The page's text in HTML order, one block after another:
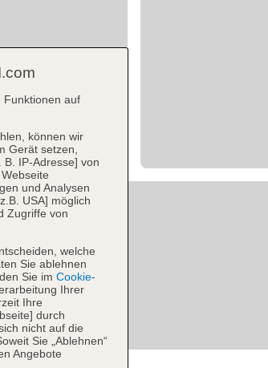
Funktionen auf
können wir
Gerät setzen,
IP-Adresse] von
und Analysen
USA] möglich
Zugriffe von
welche
Sie ablehnen
Sie im Cookie-
Ihrer
Ihre
durch
nicht auf die
Sie „Ablehnen“
Angebote